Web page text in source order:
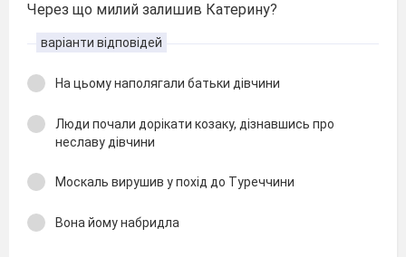
Через що милий залишив Катерину?
варіанти відповідей
На цьому наполягали батьки дівчини
Люди почали дорікати козаку, дізнавшись про
неславу дівчини
Москаль вирушив у похід до Туреччини
Вона йому набридла